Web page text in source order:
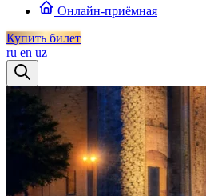
Онлайн-приёмная
Купить билет
ru en uz